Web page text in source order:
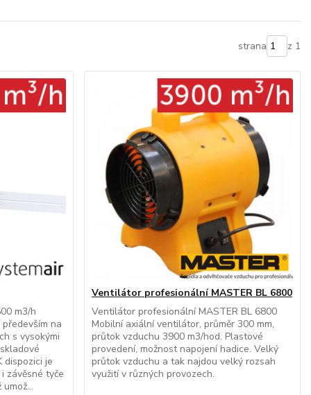
strana z 1
m3/h
na
s vysokými
dispozici je
závěsné tyče
Ventilátor profesionální MASTER BL 6800
Ventilátor profesionální MASTER BL 6800
Mobilní axiální ventilátor, průměr 300 mm,
průtok vzduchu 3900 m3/hod. Plastové
provedení, možnost napojení hadice. Velký
průtok vzduchu a tak najdou velký rozsah
využití v různých provozech.